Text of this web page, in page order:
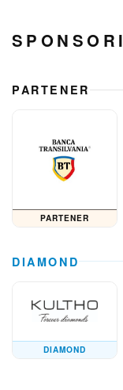
SPONSORI
PARTENER
PARTENER
DIAMOND
DIAMOND